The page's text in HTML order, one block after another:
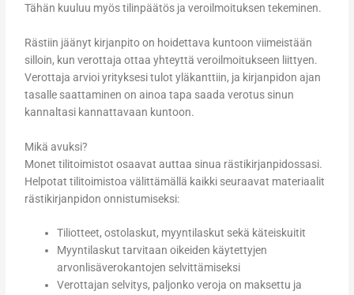
Tähän kuuluu myös tilinpäätös ja veroilmoituksen tekeminen.
Rästiin jäänyt kirjanpito on hoidettava kuntoon viimeistään
silloin, kun verottaja ottaa yhteyttä veroilmoitukseen liittyen.
Verottaja arvioi yrityksesi tulot yläkanttiin, ja kirjanpidon ajan
tasalle saattaminen on ainoa tapa saada verotus sinun
kannaltasi kannattavaan kuntoon.
Mikä avuksi?
Monet tilitoimistot osaavat auttaa sinua rästikirjanpidossasi.
Helpotat tilitoimistoa välittämällä kaikki seuraavat materiaalit
rästikirjanpidon onnistumiseksi:
Tiliotteet, ostolaskut, myyntilaskut sekä käteiskuitit
Myyntilaskut tarvitaan oikeiden käytettyjen
arvonlisäverokantojen selvittämiseksi
Verottajan selvitys, paljonko veroja on maksettu ja